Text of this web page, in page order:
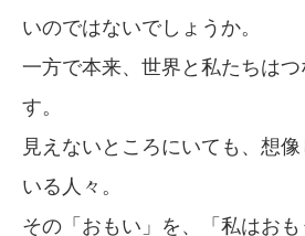
いのではないでしょうか。
一方で本来、世界と私たちは
す。
見えないところにいても、想
いる人々。
その「おもい」を、「私はおも